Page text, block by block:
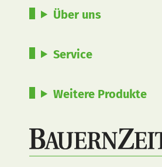
Über uns
Service
Weitere Produkte